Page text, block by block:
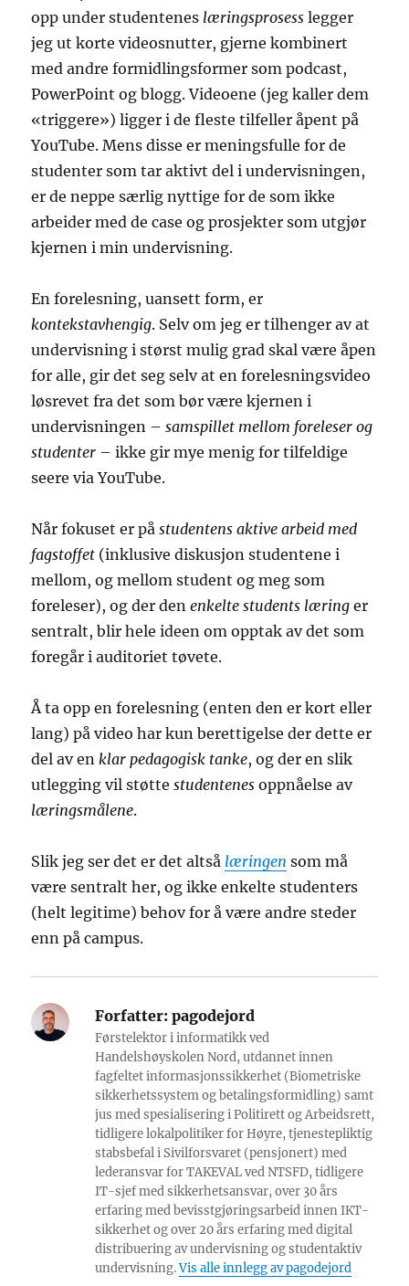
opp under studentenes læringsprosess legger
jeg ut korte videosnutter, gjerne kombinert
med andre formidlingsformer som podcast,
PowerPoint og blogg. Videoene (jeg kaller dem
«triggere») ligger i de fleste tilfeller åpent på
YouTube. Mens disse er meningsfulle for de
studenter som tar aktivt del i undervisningen,
er de neppe særlig nyttige for de som ikke
arbeider med de case og prosjekter som utgjør
kjernen i min undervisning.
En forelesning, uansett form, er
kontekstavhengig. Selv om jeg er tilhenger av at
undervisning i størst mulig grad skal være åpen
for alle, gir det seg selv at en forelesningsvideo
løsrevet fra det som bør være kjernen i
undervisningen –samspillet mellom foreleser og
studenter – ikke gir mye menig for tilfeldige
seere via YouTube.
Når fokuset er påstudentens aktive arbeid med
fagstoffet (inklusive diskusjon studentene i
mellom, og mellom student og meg som
foreleser), og der denenkelte students læring er
sentralt, blir hele ideen om opptak av det som
foregår i auditoriet tøvete.
Å ta opp en forelesning (enten den er kort eller
lang) på video har kun berettigelse der dette er
del av en klar pedagogisk tanke, og der en slik
utlegging vil støttestudentenes oppnåelse av
læringsmålene.
Slik jeg ser det er det altså læringen som må
være sentralt her, og ikke enkelte studenters
(helt legitime) behov for å være andre steder
enn på campus.
Forfatter: pagodejord
Førstelektor i informatikk ved
Handelshøyskolen Nord, utdannet innen
fagfeltet informasjonssikkerhet (Biometriske
sikkerhetssystem og betalingsformidling) samt
jus med spesialisering i Politirett og Arbeidsrett,
tidligere lokalpolitiker for Høyre, tjenestepliktig
stabsbefal i Sivilforsvaret (pensjonert) med
lederansvar for TAKEVAL ved NTSFD, tidligere
IT-sjef med sikkerhetsansvar, over 30 års
erfaring med bevisstgjøringsarbeid innen IKT-
sikkerhet og over 20 års erfaring med digital
distribuering av undervisning og studentaktiv
undervisning.Vis alle innlegg av pagodejord